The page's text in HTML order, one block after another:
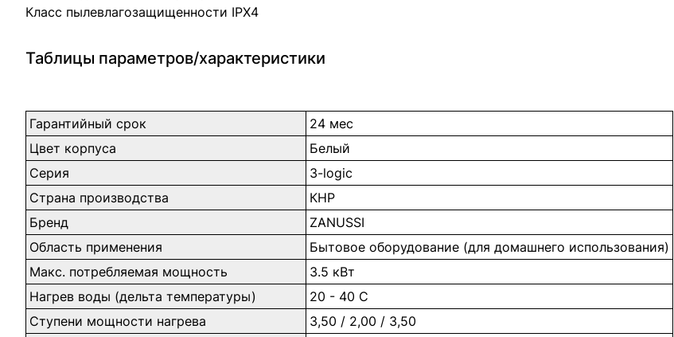
Класс пылевлагозащищенности IPX4
Таблицы параметров/характеристики
Гарантийный срок
24 мес
Цвет корпуса
Белый
Серия
3-logic
Страна производства
КНР
Бренд
ZANUSSI
Область применения
Бытовое оборудование (для домашнего использования)
Макс. потребляемая мощность
3.5 кВт
Нагрев воды (дельта температуры)
20 - 40 С
Ступени мощности нагрева
3,50 / 2,00 / 3,50